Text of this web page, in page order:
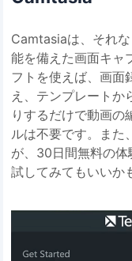
Camtasiaは、それ
能を備えた画面キャ
フトを使えば、画面
え、テンプレートか
りするだけで動画の
ルは不要です。また
が、30日間無料の
試してみてもいいか